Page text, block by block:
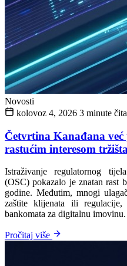
Novosti
kolovoz 4, 2026 3 minute
Četvrtina Kanađana
rastućim interesom
Istraživanje regulatornog
(OSC) pokazalo je znatan rast
godine. Međutim, mnogi
zaštite klijenata ili
bankomata za digitalnu imovinu.
Pročitaj više